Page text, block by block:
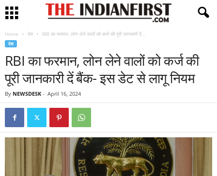
Home देश RBI का फरमान, लोन लेने वालों को कर्ज की पूरी जानकारी दें...
देश
RBI का फरमान, लोन लेने वालों को कर्ज की
पूरी जानकारी दें बैंक- इस डेट से लागू नियम
By NEWSDESK - April 16, 2024